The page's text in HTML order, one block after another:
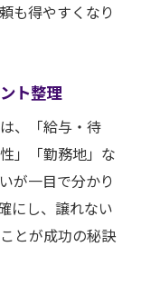
も得やすくなり
ト整理
、「給与・待
」「勤務地」な
が一目で分かり
にし、譲れない
とが成功の秘訣